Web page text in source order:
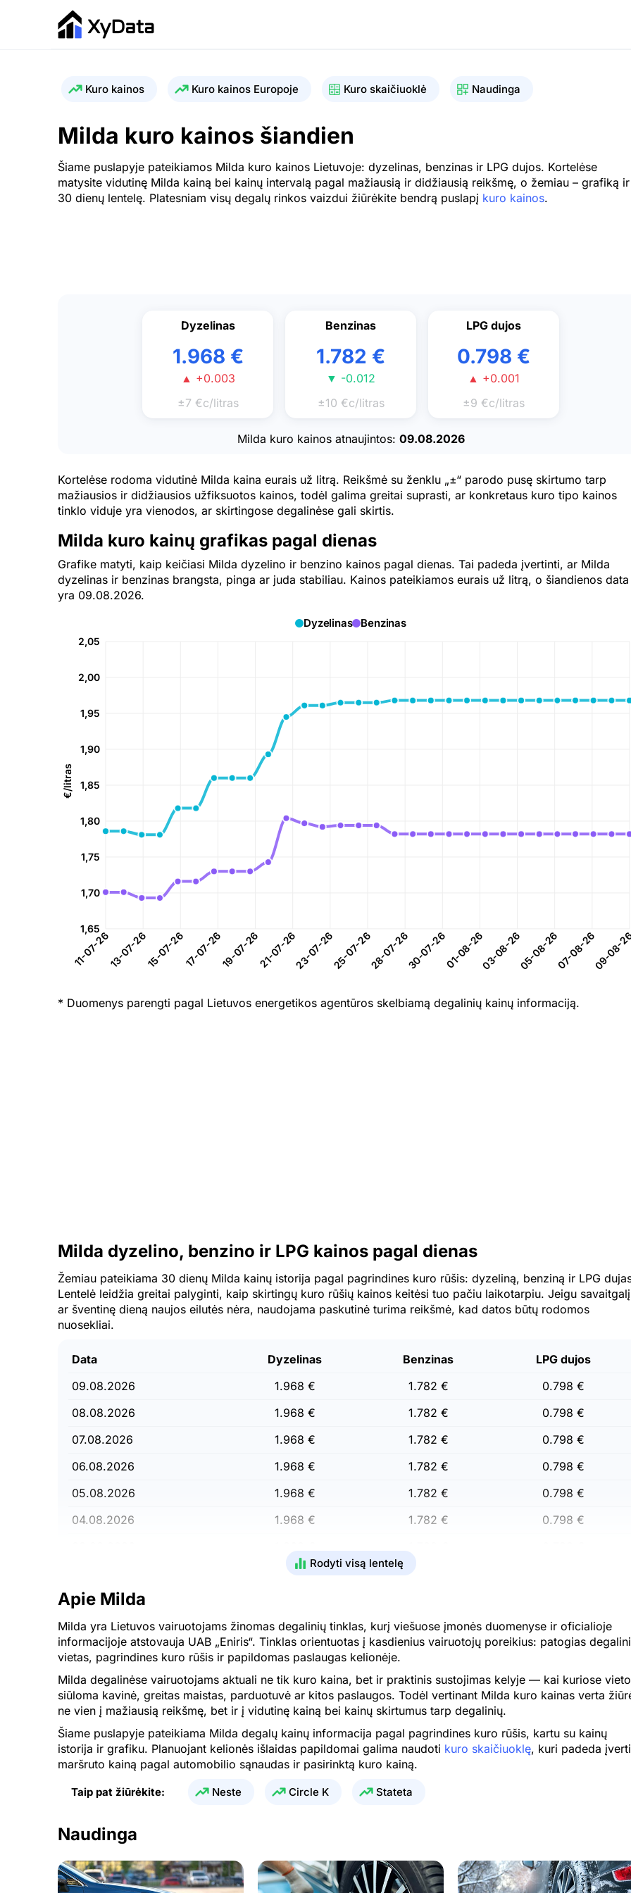
Kuro kainos Kuro kainos Europoje Kuro skaičiuoklė Naudinga
Milda kuro kainos šiandien
Šiame puslapyje pateikiamos Milda kuro kainos Lietuvoje: dyzelinas, benzinas ir LPG dujos. Kortelėse
matysite vidutinę Milda kainą bei kainų intervalą pagal mažiausią ir didžiausią reikšmę, o žemiau – grafiką ir
30 dienų lentelę. Platesniam visų degalų rinkos vaizdui žiūrėkite bendrą puslapį kuro kainos.
Dyzelinas
1.968 €
▲ +0.003
±7 €c/litras
Benzinas
1.782 €
▼ -0.012
±10 €c/litras
LPG dujos
0.798 €
▲ +0.001
±9 €c/litras
Milda kuro kainos atnaujintos: 09.08.2026
Kortelėse rodoma vidutinė Milda kaina eurais už litrą. Reikšmė su ženklu „±“ parodo pusę skirtumo tarp
mažiausios ir didžiausios užfiksuotos kainos, todėl galima greitai suprasti, ar konkretaus kuro tipo kainos
tinklo viduje yra vienodos, ar skirtingose degalinėse gali skirtis.
Milda kuro kainų grafikas pagal dienas
Grafike matyti, kaip keičiasi Milda dyzelino ir benzino kainos pagal dienas. Tai padeda įvertinti, ar Milda
dyzelinas ir benzinas brangsta, pinga ar juda stabiliau. Kainos pateikiamos eurais už litrą, o šiandienos data
yra 09.08.2026.
Dyzelinas Benzinas
2,05
2,00
1,95
1,90
1,85
1,80
1,75
1,70
1,65
€/litras
11-07-2613-07-2615-07-2617-07-2619-07-2621-07-2623-07-2625-07-2628-07-2630-07-2601-08-2603-08-2605-08-2607-08-2609-08-
* Duomenys parengti pagal Lietuvos energetikos agentūros skelbiamą degalinių kainų informaciją.
Milda dyzelino, benzino ir LPG kainos pagal dienas
Žemiau pateikiama 30 dienų Milda kainų istorija pagal pagrindines kuro rūšis: dyzeliną, benziną ir LPG
Lentelė leidžia greitai palyginti, kaip skirtingų kuro rūšių kainos keitėsi tuo pačiu laikotarpiu. Jeigu savaitgalį
ar šventinę dieną naujos eilutės nėra, naudojama paskutinė turima reikšmė, kad datos būtų rodomos
nuosekliai.
Data Dyzelinas Benzinas
LPG dujos
09.08.2026
1.968 € 1.782 €
0.798 €
08.08.2026
1.968 € 1.782 €
0.798 €
07.08.2026
1.968 € 1.782 €
0.798 €
06.08.2026
1.968 € 1.782 €
0.798 €
05.08.2026
1.968 € 1.782 €
0.798 €
04.08.2026
1.968 € 1.782 €
0.798 €
1.968 € 1.782 €
01.08.2026
31.07.2026
1.968 € 1.782 €
0.798 €
30.07.2026
1.968 €
29.07.2026
1.968 € 1.782 €
0.798 €
28.07.2026
1.968 € 1.782 €
27.07.2026
1.968 € 1.782 €
0.798 €
26.07.2026
1.965 € 1.794 €
25.07.2026
1.965 € 1.794 €
23.07.2026
22.07.2026
1.961 € 1.797 €
0.793 €
Rodyti visą lentelę
Apie Milda
Milda yra Lietuvos vairuotojams žinomas degalinių tinklas, kurį viešuose įmonės duomenyse ir oficialioje
informacijoje atstovauja UAB „Eniris“. Tinklas orientuotas į kasdienius vairuotojų poreikius: patogias
vietas, pagrindines kuro rūšis ir papildomas paslaugas kelionėje.
Milda degalinėse vairuotojams aktuali ne tik kuro kaina, bet ir praktinis sustojimas kelyje — kai kuriose
siūloma kavinė, greitas maistas, parduotuvė ar kitos paslaugos. Todėl vertinant Milda kuro kainas verta
ne vien į mažiausią reikšmę, bet ir į vidutinę kainą bei kainų skirtumus tarp degalinių.
Šiame puslapyje pateikiama Milda degalų kainų informacija pagal pagrindines kuro rūšis, kartu su kainų
istorija ir grafiku. Planuojant kelionės išlaidas papildomai galima naudoti kuro skaičiuoklę, kuri padeda
maršruto kainą pagal automobilio sąnaudas ir pasirinktą kuro kainą.
Taip pat žiūrėkite: Neste Circle K Stateta
Naudinga